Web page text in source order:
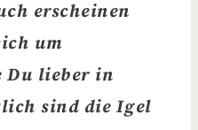
erscheinen
um
Du lieber in
sind die Igel